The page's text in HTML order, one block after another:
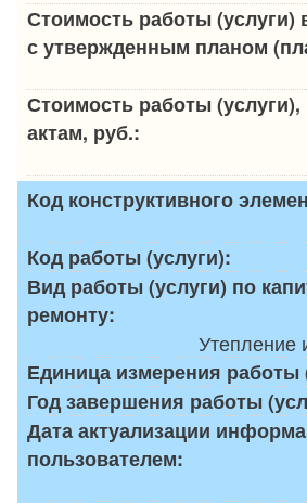
Стоимость работы (услуги)
с утвержденным планом
Стоимость работы
актам, руб.:
Код конструктивного
Код работы (услуги):
Вид работы (услуги) по
ремонту:
Утепление
Единица измерения работы
Год завершения работы
Дата актуализации
пользователем: